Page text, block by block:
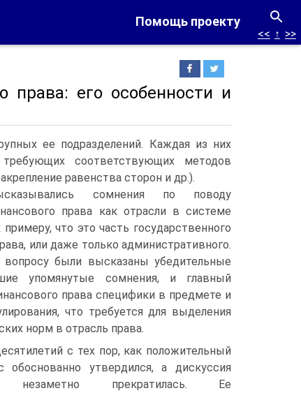
Помощь проекту
<< ↑ >>
права: его особенности и
ее подразделений. Каждая из них
соответствующих методов
равенства сторон и др.).
сомнения по поводу
права как отрасли в системе
что это часть государственного
или даже только административного.
были высказаны убедительные
упомянутые сомнения, и главный
права специфики в предмете и
что требуется для выделения
норм в отрасль права.
с тех пор, как положительный
утвердился, а дискуссия
незаметно прекратилась. Ее